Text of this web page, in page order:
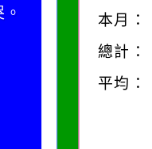
本月：
總計：
平均：